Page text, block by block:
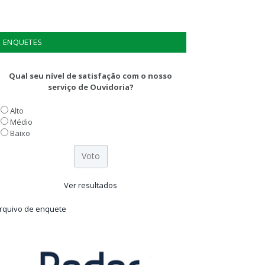
ENQUETES
Qual seu nível de satisfação com o nosso
serviço de Ouvidoria?
Alto
Médio
Baixo
Ver resultados
de enquete